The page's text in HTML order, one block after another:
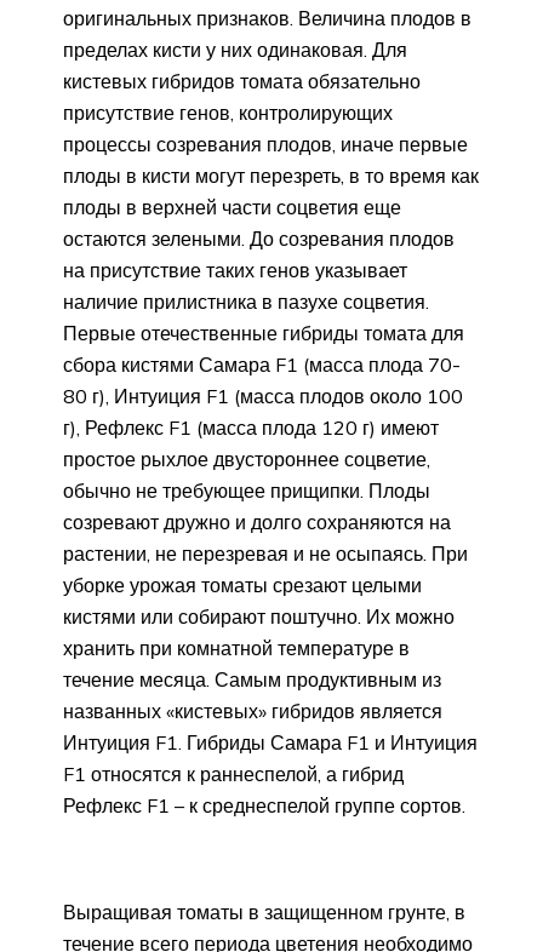
оригинальных признаков. Величина плодов в
пределах кисти у них одинаковая. Для
кистевых гибридов томата обязательно
присутствие генов, контролирующих
процессы созревания плодов, иначе первые
плоды в кисти могут перезреть, в то время как
плоды в верхней части соцветия еще
остаются зелеными. До созревания плодов
на присутствие таких генов указывает
наличие прилистника в пазухе соцветия.
Первые отечественные гибриды томата для
сбора кистями Самара F1 (масса плода 70-
80 г), Интуиция F1 (масса плодов около 100
г), Рефлекс F1 (масса плода 120 г) имеют
простое рыхлое двустороннее соцветие,
обычно не требующее прищипки. Плоды
созревают дружно и долго сохраняются на
растении, не перезревая и не осыпаясь. При
уборке урожая томаты срезают целыми
кистями или собирают поштучно. Их можно
хранить при комнатной температуре в
течение месяца. Самым продуктивным из
названных «кистевых» гибридов является
Интуиция F1. Гибриды Самара F1 и Интуиция
F1 относятся к раннеспелой, а гибрид
Рефлекс F1 – к среднеспелой группе сортов.
Выращивая томаты в защищенном грунте, в
течение всего периода цветения необходимо